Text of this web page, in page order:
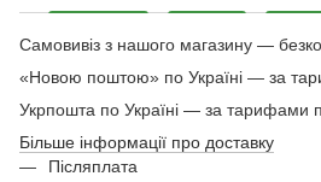
Самовивіз з нашого магазину —
«Новою поштою» по Україні — за
Укрпошта по Україні — за тарифами
Більше інформації про доставку
Післяплата